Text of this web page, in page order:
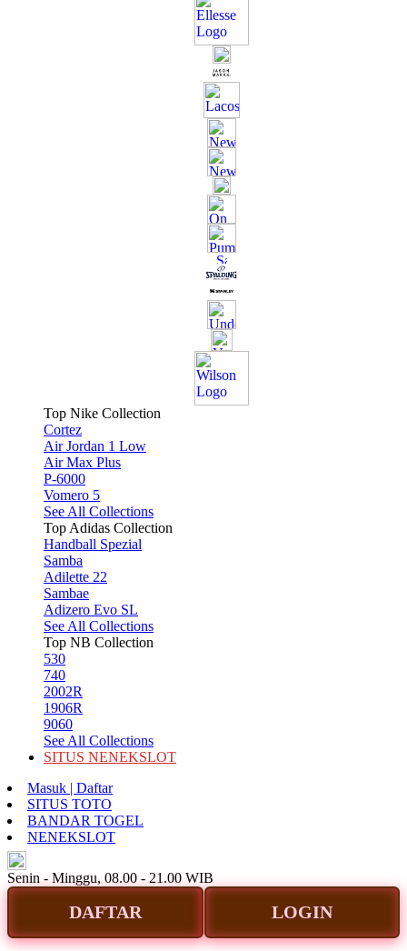
Top Nike Collection
Cortez
Air Jordan 1 Low
Air Max Plus
P-6000
Vomero 5
See All Collections
Top Adidas Collection
Handball Spezial
Samba
Adilette 22
Sambae
Adizero Evo SL
See All Collections
Top NB Collection
530
740
2002R
1906R
9060
See All Collections
SITUS NENEKSLOT
Masuk | Daftar
SITUS TOTO
BANDAR TOGEL
NENEKSLOT
Senin - Minggu, 08.00 - 21.00 WIB
DAFTAR LOGIN